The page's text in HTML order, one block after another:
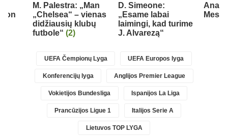
M. Palestra: „Man
„Chelsea“ – vienas
didžiausių klubų
futbole“ (2)
D. Simeone:
„Esame labai
laimingi, kad turime
J. Alvarezą“
UEFA Čempionų Lyga UEFA Europos lyga
Konferencijų lyga Anglijos Premier League
Vokietijos Bundesliga Ispanijos La Liga
Prancūzijos Ligue 1 Italijos Serie A
Lietuvos TOP LYGA